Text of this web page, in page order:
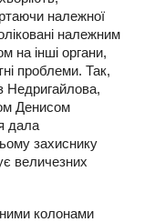
належної
належним
на інші органи,
проблеми. Так,
Недригайлова,
Денисом
дала
захиснику
величезних
колонами